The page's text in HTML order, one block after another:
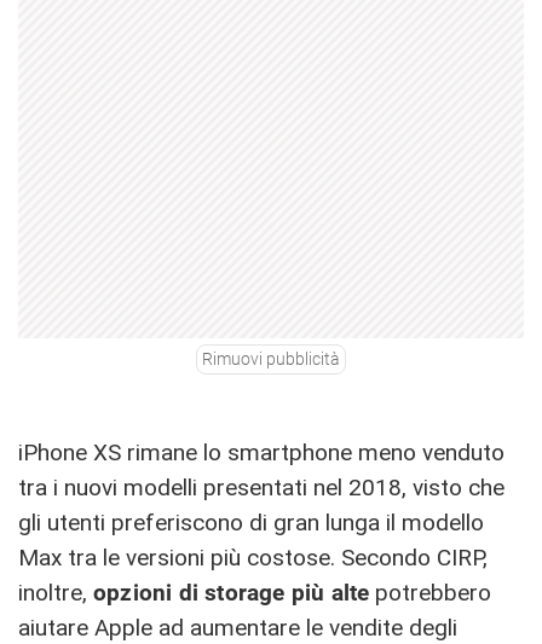
Rimuovi pubblicità
iPhone XS rimane lo smartphone meno venduto
tra i nuovi modelli presentati nel 2018, visto che
gli utenti preferiscono di gran lunga il modello
Max tra le versioni più costose. Secondo CIRP,
inoltre, opzioni di storage più alte potrebbero
aiutare Apple ad aumentare le vendite degli